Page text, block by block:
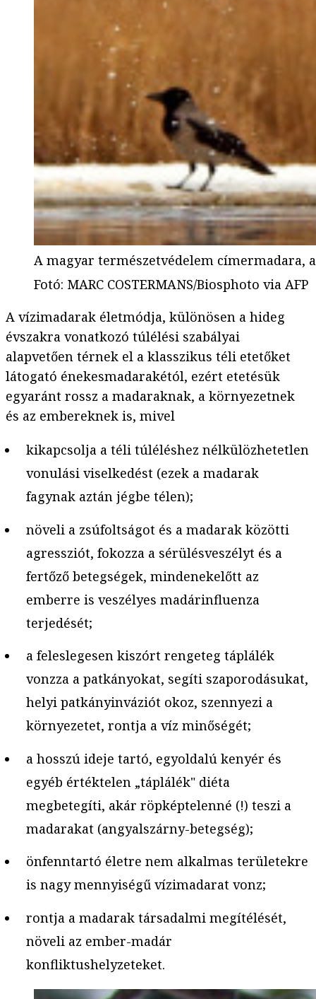
A magyar természetvédelem címermadara,
Fotó: MARC COSTERMANS/Biosphoto via AFP
A vízimadarak életmódja, különösen a hideg
évszakra vonatkozó túlélési szabályai
alapvetően térnek el a klasszikus téli etetőket
látogató énekesmadarakétól, ezért etetésük
egyaránt rossz a madaraknak, a környezetnek
és az embereknek is, mivel
kikapcsolja a téli túléléshez nélkülözhetetlen
vonulási viselkedést (ezek a madarak
fagynak aztán jégbe télen);
növeli a zsúfoltságot és a madarak közötti
agressziót, fokozza a sérülésveszélyt és a
fertőző betegségek, mindenekelőtt az
emberre is veszélyes madárinfluenza
terjedését;
a feleslegesen kiszórt rengeteg táplálék
vonzza a patkányokat, segíti szaporodásukat,
helyi patkányinváziót okoz, szennyezi a
környezetet, rontja a víz minőségét;
a hosszú ideje tartó, egyoldalú kenyér és
egyéb értéktelen „táplálék" diéta
megbetegíti, akár röpképtelenné (!) teszi a
madarakat (angyalszárny-betegség);
önfenntartó életre nem alkalmas területekre
is nagy mennyiségű vízimadarat vonz;
rontja a madarak társadalmi megítélését,
növeli az ember-madár
konfliktushelyzeteket.